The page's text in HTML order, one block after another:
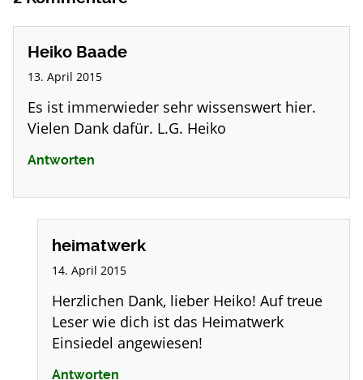
Heiko Baade
13. April 2015
Es ist immerwieder sehr wissenswert hier.
Vielen Dank dafür. L.G. Heiko
Antworten
heimatwerk
14. April 2015
Herzlichen Dank, lieber Heiko! Auf treue
Leser wie dich ist das Heimatwerk
Einsiedel angewiesen!
Antworten